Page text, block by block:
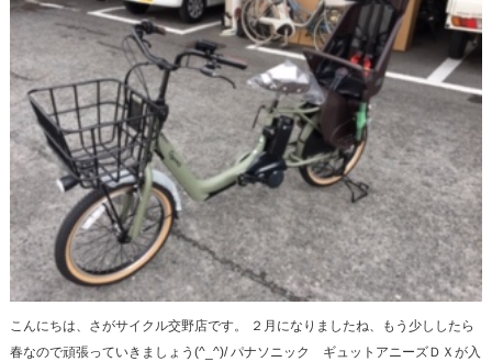
こんにちは、さがサイクル交野店です。 ２月になりましたね、もう少ししたら
春なので頑張っていきましょう(^_^)/ パナソニック ギュットアニーズＤＸが入